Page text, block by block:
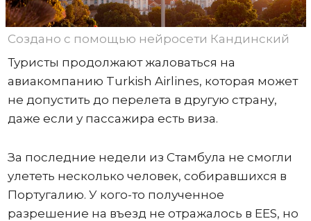
Создано с помощью нейросети Кандинский
Туристы продолжают жаловаться на
авиакомпанию Turkish Airlines, которая может
не допустить до перелета в другую страну,
даже если у пассажира есть виза.
За последние недели из Стамбула не смогли
улететь несколько человек, собиравшихся в
Португалию. У кого-то полученное
разрешение на въезд не отражалось в ЕЕS, но